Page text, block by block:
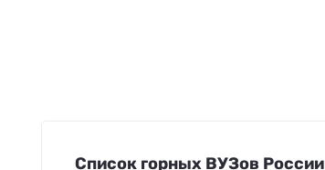
Список горных ВУЗов России